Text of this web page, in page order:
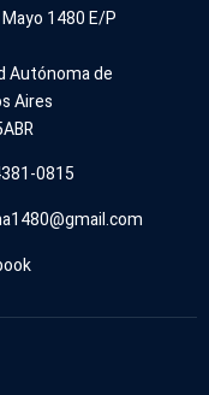
1480 E/P
Autónoma de
Aires
0815